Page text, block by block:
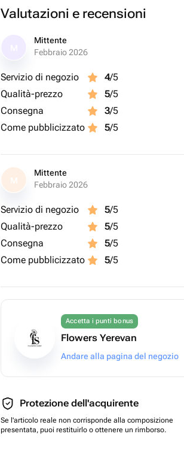
Valutazioni e recensioni
Mittente
Febbraio 2026
Servizio di negozio 4/5
Qualità-prezzo
5/5
Consegna
3/5
Come pubblicizzato
5/5
M
Mittente
Febbraio 2026
Servizio di negozio 5/5
Qualità-prezzo
5/5
Consegna
5/5
Come pubblicizzato
5/5
Accetta i punti bonus
Flowers Yerevan
Andare alla pagina del negozio
Protezione dell'acquirente
Se l'articolo reale non corrisponde alla composizione
presentata, puoi restituirlo o ottenere un rimborso.